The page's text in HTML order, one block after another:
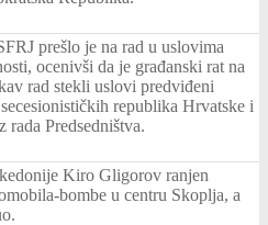
prešlo je na rad u uslovima
ocenivši da je građanski rat na
rad stekli uslovi predviđeni
republika Hrvatske i
Predsedništva.
Kiro Gligorov ranjen
bombe u centru Skoplja, a